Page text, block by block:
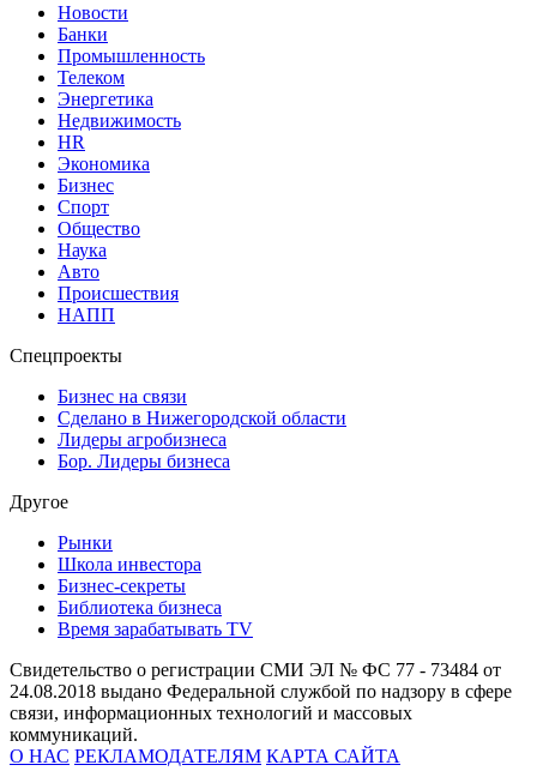
Новости
Банки
Промышленность
Телеком
Энергетика
Недвижимость
HR
Экономика
Бизнес
Спорт
Общество
Наука
Авто
Происшествия
НАПП
Спецпроекты
Бизнес на связи
Сделано в Нижегородской области
Лидеры агробизнеса
Бор. Лидеры бизнеса
Другое
Рынки
Школа инвестора
Бизнес-секреты
Библиотека бизнеса
Время зарабатывать TV
Свидетельство о регистрации СМИ ЭЛ № ФС 77 - 73484 от
24.08.2018 выдано Федеральной службой по надзору в сфере
связи, информационных технологий и массовых
коммуникаций.
О НАС РЕКЛАМОДАТЕЛЯМ КАРТА САЙТА